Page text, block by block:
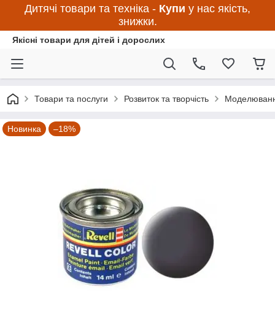
Дитячі товари та техніка - Купи у нас якість,
знижки.
Якісні товари для дітей і дорослих
Товари та послуги Розвиток та творчість
Новинка –18%